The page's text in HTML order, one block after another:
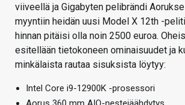
viiveellä ja Gigabyten pelibrändi
myyntiin heidän uusi Model X 12th -
hinnan pitäisi olla noin 2500 euroa.
esitellään tietokoneen ominaisuudet ja
minkälaista rautaa sisuksista löytyy:
Intel Core i9-12900K -prosessori